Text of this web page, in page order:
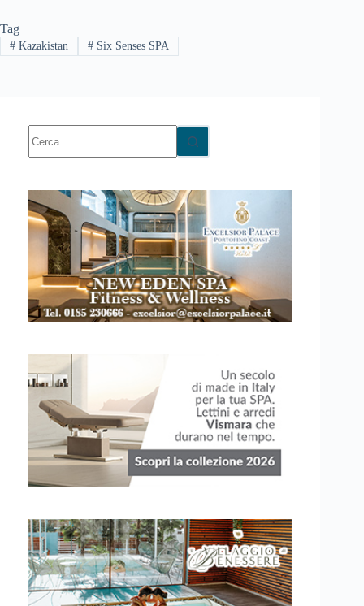
Tag
#Kazakistan #Six Senses SPA
risultato